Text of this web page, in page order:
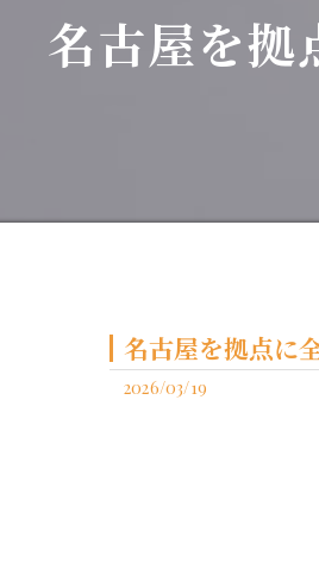
名古屋を拠
名古屋を拠点に
2026/03/19